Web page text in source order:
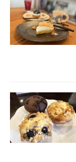
#教えたい／教えて投稿
#あなたはどっち？